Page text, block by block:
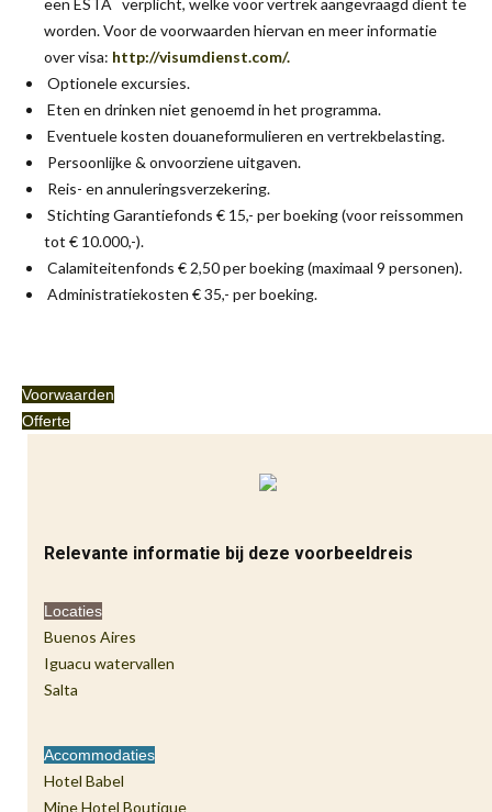
een ESTA verplicht, welke voor vertrek aangevraagd dient te
worden. Voor de voorwaarden hiervan en meer informatie
over visa: http://visumdienst.com/.
Optionele excursies.
Eten en drinken niet genoemd in het programma.
Eventuele kosten douaneformulieren en vertrekbelasting.
Persoonlijke & onvoorziene uitgaven.
Reis- en annuleringsverzekering.
Stichting Garantiefonds € 15,- per boeking (voor reissommen
tot € 10.000,-).
Calamiteitenfonds € 2,50 per boeking (maximaal 9 personen).
Administratiekosten € 35,- per boeking.
Voorwaarden
Offerte
Relevante informatie bij deze voorbeeldreis
Locaties
Buenos Aires
Iguacu watervallen
Salta
Accommodaties
Hotel Babel
Mine Hotel Boutique